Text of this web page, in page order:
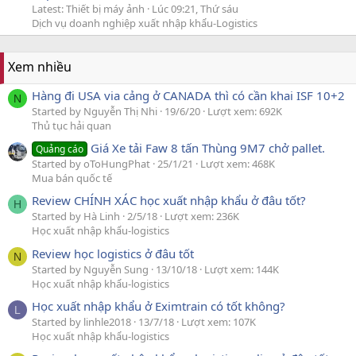
Latest: Thiết bị máy ảnh
Lúc 09:21, Thứ sáu
Dịch vụ doanh nghiệp xuất nhập khẩu-Logistics
Xem nhiều
N Hàng đi USA via cảng ở CANADA thì có cần khai ISF 10+2
Started by Nguyễn Thị Nhi 19/6/20 Lượt xem: 692K
Thủ tục hải quan
Quảng cáo Giá Xe tải Faw 8 tấn Thùng 9M7 chở pallet.
Started by oToHungPhat 25/1/21
Lượt xem: 468K
Mua bán quốc tế
H Review CHÍNH XÁC học xuất nhập khẩu ở đâu tốt?
Started by Hà Linh 2/5/18 Lượt xem: 236K
Học xuất nhập khẩu-logistics
N Review học logistics ở đâu tốt
Started by Nguyễn Sung 13/10/18 Lượt xem: 144K
Học xuất nhập khẩu-logistics
L Học xuất nhập khẩu ở Eximtrain có tốt không?
Started by linhle2018 13/7/18 Lượt xem: 107K
Học xuất nhập khẩu-logistics